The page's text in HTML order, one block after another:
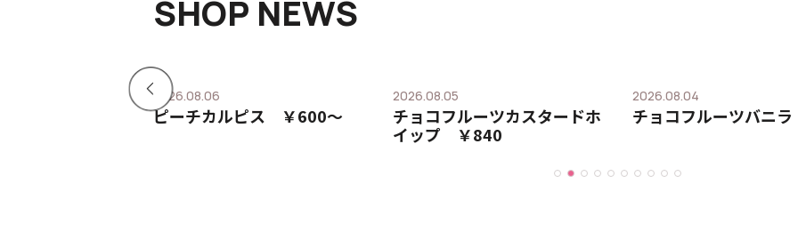
SHOP NEWS
2026.08.06
ピーチカルピス ￥600〜
2026.08.05
チョコフルーツカスタードホ
イップ ￥840
2026.08.04
チョコフルーツバニ